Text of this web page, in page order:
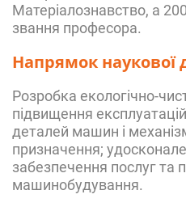
Матеріалознавство, а
звання професора.
Напрямок наукової
Розробка екологічно-
підвищення
деталей машин і
призначення;
забезпечення послуг та
машинобудування.